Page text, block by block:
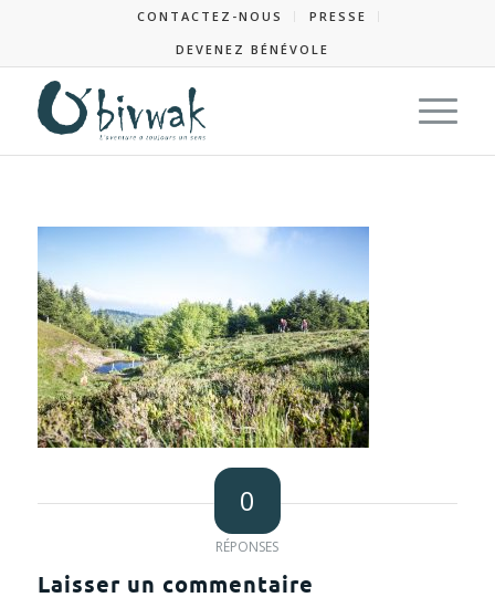
CONTACTEZ-NOUS
PRESSE
DEVENEZ BÉNÉVOLE
0
RÉPONSES
Laisser un commentaire